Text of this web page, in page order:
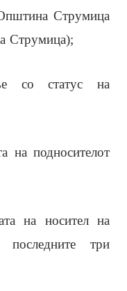
Струмица
Струмица);
со статус на
на подносителот
на носител на
последните три